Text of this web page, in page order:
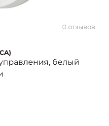
0 отзывов
белый